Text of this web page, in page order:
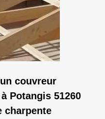
couvreur
Potangis 51260
charpente